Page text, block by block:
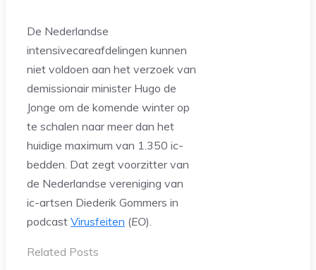
De Nederlandse
intensivecareafdelingen kunnen
niet voldoen aan het verzoek van
demissionair minister Hugo de
Jonge om de komende winter op
te schalen naar meer dan het
huidige maximum van 1.350 ic-
bedden. Dat zegt voorzitter van
de Nederlandse vereniging van
ic-artsen Diederik Gommers in
podcast Virusfeiten (EO).
Related Posts